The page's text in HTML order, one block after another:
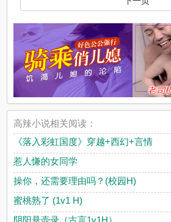
高辣小说相关阅读：
《落入彩虹国度》穿越+西幻+言情
惹人慊的女同学
操你，还需要理由吗？(校园H)
蜜桃熟了 (1v1 H)
阴阳悬壶录（古言1v1H）